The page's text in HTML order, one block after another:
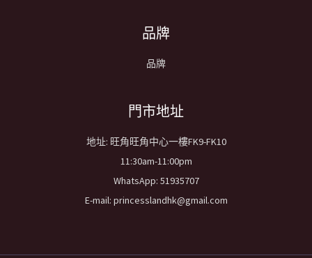
品牌
品牌
​門市地址
地址: 旺角旺角中心一樓FK9-FK10
11:30am-11:00pm
WhatsApp: 51935707
E-mail: princesslandhk@gmail.com